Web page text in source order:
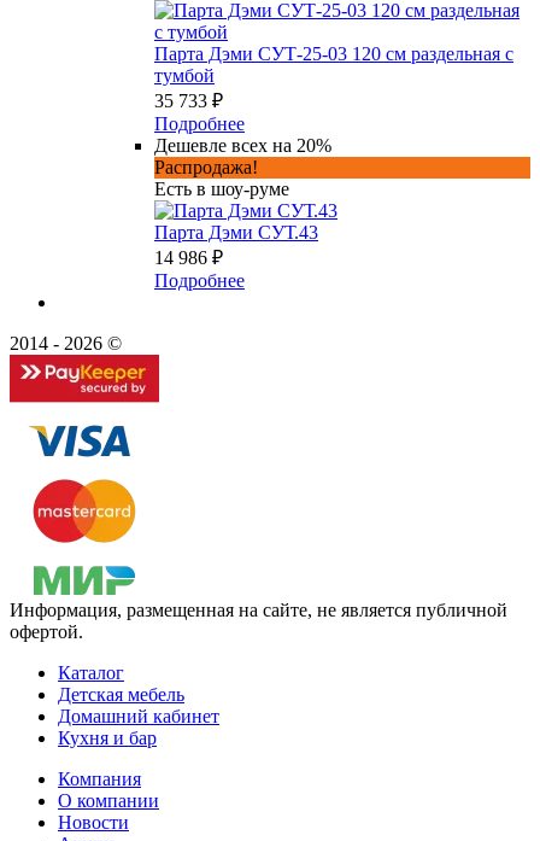
Парта Дэми СУТ-25-03 120 см раздельная с
тумбой
35 733 ₽
Подробнее
Дешевле всех на 20%
Распродажа!
Есть в шоу-руме
Парта Дэми СУТ.43
14 986 ₽
Подробнее
2014 - 2026 ©
Информация, размещенная на сайте, не является публичной
офертой.
Каталог
Детская мебель
Домашний кабинет
Кухня и бар
Компания
О компании
Новости